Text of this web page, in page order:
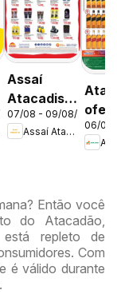
Assaí
Atacadista
ofertas -
DF
07/08 - 09/08/2026
Assaí Atacadista
DF
06/08
Então você
do Atacadão,
repleto de
Com
é válido durante